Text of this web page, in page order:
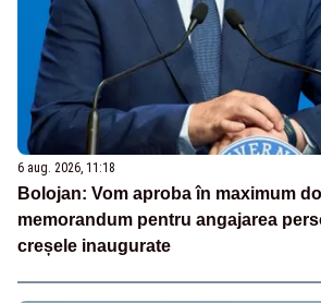
6 aug. 2026, 11:18
Bolojan: Vom aproba în maximum
memorandum pentru angajarea
creșele inaugurate